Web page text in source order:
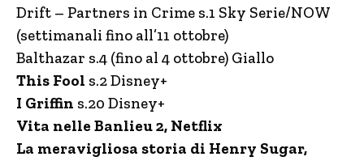
Drift – Partners in Crime s.1 Sky Serie/NOW
(settimanali fino all’11 ottobre)
Balthazar s.4 (fino al 4 ottobre) Giallo
This Fool s.2 Disney+
I Griffin s.20 Disney+
Vita nelle Banlieu 2, Netflix
La meravigliosa storia di Henry Sugar,